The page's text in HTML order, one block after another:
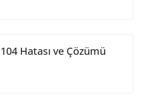
Hatası ve Çözümü